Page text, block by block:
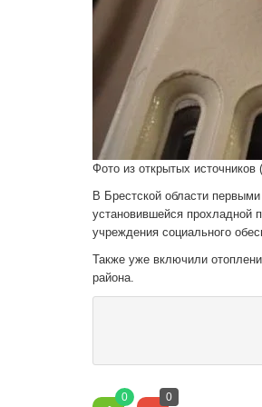
Фото из открытых источников
В Брестской области
установившейся прохладной
учреждения социального
Также уже включили
района.
0 0